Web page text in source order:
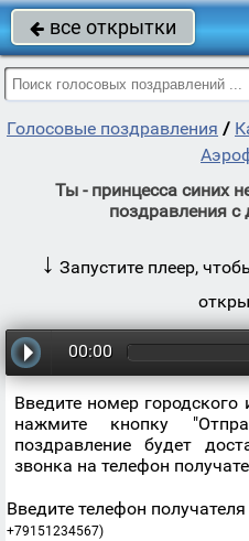
 все открытки
Голосовые поздравления /
Ты - принцесса синих
поздравления
↓ Запустите плеер,
00:00
Введите номер
нажмите кнопку
поздравление будет
звонка на телефон
Введите телефон
+79151234567)